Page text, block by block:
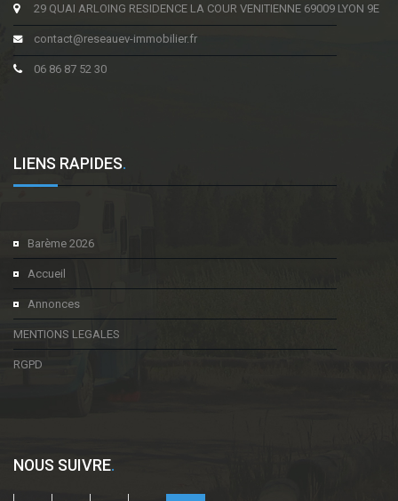
29 QUAI ARLOING RESIDENCE LA COUR VENITIENNE 69009 LYON 9E
contact@reseauev-immobilier.fr
06 86 87 52 30
LIENS RAPIDES.
Barème 2026
Accueil
Annonces
MENTIONS LEGALES
RGPD
NOUS SUIVRE.